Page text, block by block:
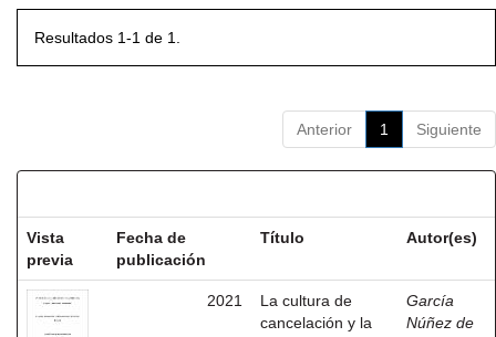
Resultados 1-1 de 1.
Anterior 1 Siguiente
Vista
previa
Fecha de
publicación
Título Autor(es)
2021
La cultura de
cancelación y la
García
Núñez de